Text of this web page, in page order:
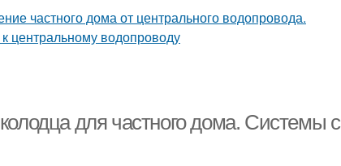
для частного дома. Системы с